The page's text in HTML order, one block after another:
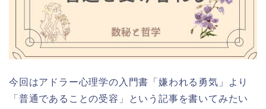
今回はアドラー心理学の入門書「嫌われる勇気」より
「普通であることの受容」という記事を書いてみたい